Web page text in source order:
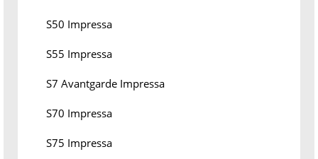
S50 Impressa
S55 Impressa
S7 Avantgarde Impressa
S70 Impressa
S75 Impressa